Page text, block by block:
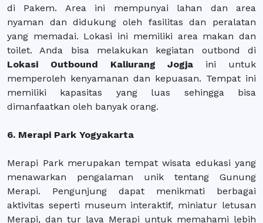
di Pakem. Area ini mempunyai lahan dan area
nyaman dan didukung oleh fasilitas dan peralatan
yang memadai. Lokasi ini memiliki area makan dan
toilet. Anda bisa melakukan kegiatan outbond di
Lokasi Outbound Kaliurang Jogja ini untuk
memperoleh kenyamanan dan kepuasan. Tempat ini
memiliki kapasitas yang luas sehingga bisa
dimanfaatkan oleh banyak orang.
6. Merapi Park Yogyakarta
Merapi Park merupakan tempat wisata edukasi yang
menawarkan pengalaman unik tentang Gunung
Merapi. Pengunjung dapat menikmati berbagai
aktivitas seperti museum interaktif, miniatur letusan
Merapi, dan tur lava Merapi untuk memahami lebih